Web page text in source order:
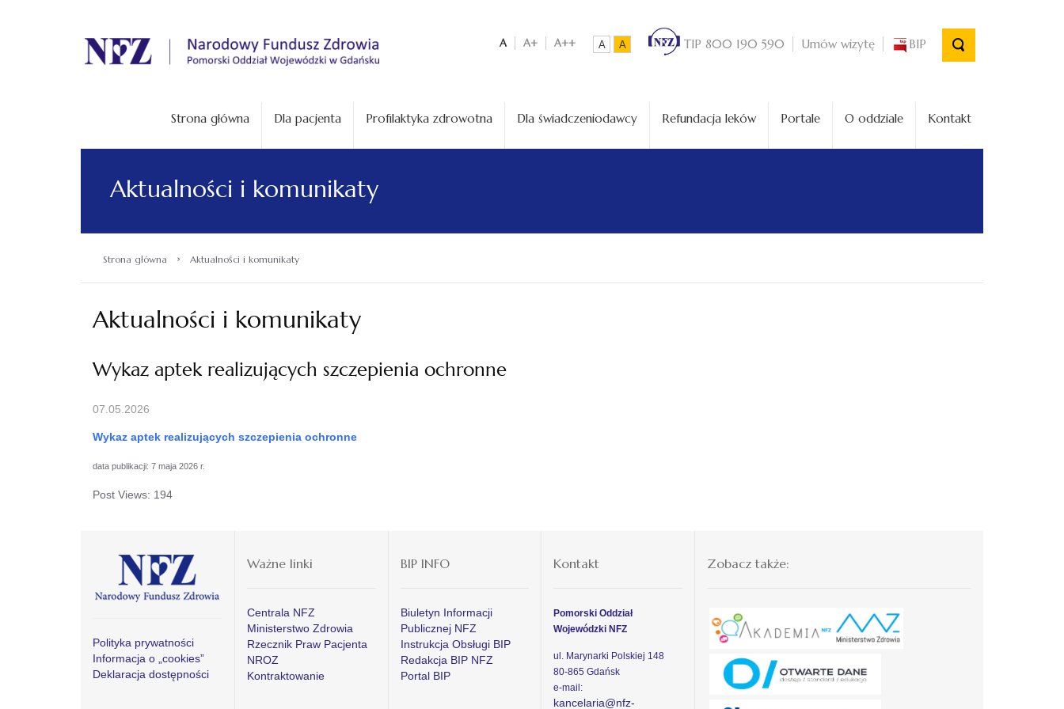
. A A+ A++ A A TIP 800 190 590 Umów wizytę BIP
Strona główna Dla pacjenta Profilaktyka zdrowotna Dla świadczeniodawcy Refundacja leków Portale O oddziale Kontakt
Aktualności i komunikaty
Strona główna › Aktualności i komunikaty
Aktualności i komunikaty
Wykaz aptek realizujących szczepienia ochronne
07.05.2026
Wykaz aptek realizujących szczepienia ochronne
data publikacji: 7 maja 2026 r.
Post Views: 194
Polityka prywatności
Informacja o „cookies”
Deklaracja dostępności
Ważne linki
Centrala NFZ
Ministerstwo Zdrowia
Rzecznik Praw Pacjenta
NROZ
Kontraktowanie
BIP INFO
Biuletyn Informacji
Publicznej NFZ
Instrukcja Obsługi BIP
Redakcja BIP NFZ
Portal BIP
Kontakt
Pomorski Oddział
Wojewódzki NFZ
ul. Marynarki Polskiej 148
80-865 Gdańsk
e-mail:
kancelaria@nfz-
Zobacz także: